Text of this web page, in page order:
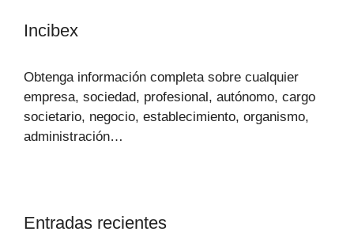
Incibex
Obtenga información completa sobre cualquier
empresa, sociedad, profesional, autónomo, cargo
societario, negocio, establecimiento, organismo,
administración…
Entradas recientes